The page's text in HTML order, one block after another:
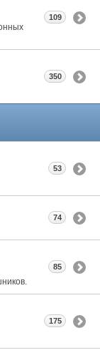
109
350
53
74
85
175